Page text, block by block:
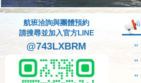
航班洽詢與團體預約
請搜尋並加入官方LINE
@743LXBRM